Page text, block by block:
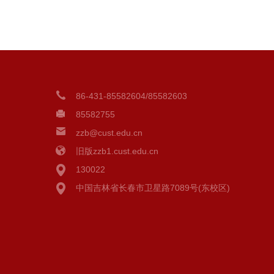
86-431-85582604/85582603
85582755
zzb@cust.edu.cn
旧版zzb1.cust.edu.cn
130022
中国吉林省长春市卫星路7089号(东校区)